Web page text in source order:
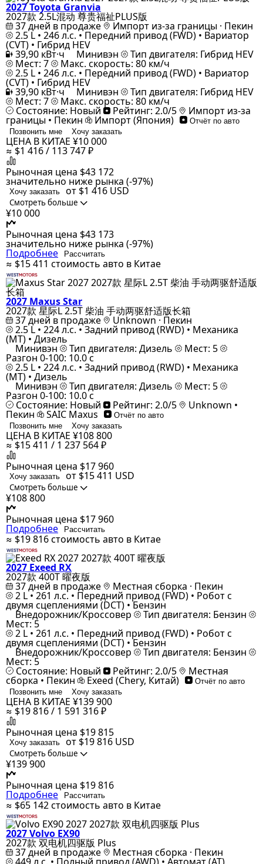
2027 Toyota Granvia
2027款 2.5L混动 尊贵福祉PLUS版
37 дней в продаже Импорт из-за границы · Пекин
2.5 L • 246 л.с. • Передний привод (FWD) • Вариатор
(CVT) • Гибрид HEV
39,90 кВт·ч Минивэн Тип двигателя: Гибрид HEV
Мест: 7 Макс. скорость: 80 км/ч
2.5 L • 246 л.с. • Передний привод (FWD) • Вариатор
(CVT) • Гибрид HEV
39,90 кВт·ч Минивэн Тип двигателя: Гибрид HEV
Мест: 7 Макс. скорость: 80 км/ч
Состояние: Новый Рейтинг: 2.0/5 Импорт из-за
границы • Пекин Импорт (Япония)
Отчёт по авто
Позвонить мне
Хочу заказать
ЦЕНА В КИТАЕ ¥10 000
≈ $1 416 / 113 747 ₽
Рыночная цена $43 172
значительно ниже рынка (-97%)
Хочу заказать от $1 416 USD
Смотреть больше
¥10 000
Рыночная цена $43 173
значительно ниже рынка (-97%)
Подробнее Рассчитать
≈ $15 411 стоимость авто в Китае
2027 Maxus Star
2027款 星际L 2.5T 柴油 手动两驱舒适版长箱
37 дней в продаже Unknown · Пекин
2.5 L • 224 л.с. • Задний привод (RWD) • Механика
(MT) • Дизель
Минивэн Тип двигателя: Дизель Мест: 5
Разгон 0-100: 10.0 с
2.5 L • 224 л.с. • Задний привод (RWD) • Механика
(MT) • Дизель
Минивэн Тип двигателя: Дизель Мест: 5
Разгон 0-100: 10.0 с
Состояние: Новый Рейтинг: 2.0/5 Unknown •
Пекин SAIC Maxus
Отчёт по авто
Позвонить мне
Хочу заказать
ЦЕНА В КИТАЕ ¥108 800
≈ $15 411 / 1 237 564 ₽
Рыночная цена $17 960
Хочу заказать от $15 411 USD
Смотреть больше
¥108 800
Рыночная цена $17 960
Подробнее Рассчитать
≈ $19 816стоимость авто в Китае
2027 Exeed RX
2027款 400T 曜夜版
37 дней в продаже Местная сборка · Пекин
2 L • 261 л.с. • Передний привод (FWD) • Робот с
двумя сцеплениями (DCT) • Бензин
Внедорожник/Кроссовер Тип двигателя: Бензин
Мест: 5
2 L • 261 л.с. • Передний привод (FWD) • Робот с
двумя сцеплениями (DCT) • Бензин
Внедорожник/Кроссовер Тип двигателя: Бензин
Мест: 5
Состояние: Новый Рейтинг: 2.0/5 Местная
сборка • Пекин Exeed (Chery, Китай)
Отчёт по авто
Позвонить мне
Хочу заказать
ЦЕНА В КИТАЕ ¥139 900
≈ $19 816 / 1 591 316 ₽
Рыночная цена $19 815
Хочу заказать от $19 816 USD
Смотреть больше
¥139 900
Рыночная цена $19 816
Подробнее Рассчитать
≈ $65 142стоимость авто в Китае
2027 Volvo EX90
2027款 双电机四驱版 Plus
37 дней в продаже Местная сборка · Пекин